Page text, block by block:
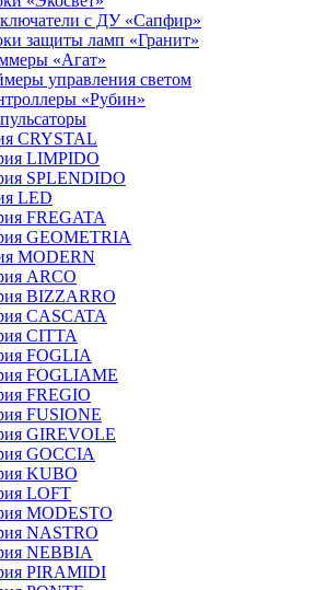
с ДУ «Сапфир»
защиты ламп «Гранит»
«Агат»
управления светом
«Рубин»
CRYSTAL
LIMPIDO
SPLENDIDO
LED
FREGATA
GEOMETRIA
MODERN
ARCO
BIZZARRO
CASCATA
CITTA
FOGLIA
FOGLIAME
FREGIO
FUSIONE
GIREVOLE
GOCCIA
KUBO
LOFT
MODESTO
NASTRO
NEBBIA
PIRAMIDI